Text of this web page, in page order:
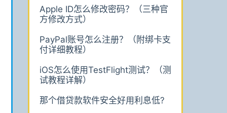
Apple ID怎么修改密码？（三种官
方修改方式）
PayPal账号怎么注册？（附绑卡支
付详细教程）
iOS怎么使用TestFlight测试？（测
试教程详解）
那个借贷款软件安全好用利息低?